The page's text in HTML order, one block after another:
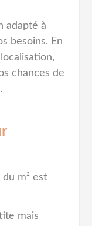
adapté à
besoins. En
chances de
m² est
mais